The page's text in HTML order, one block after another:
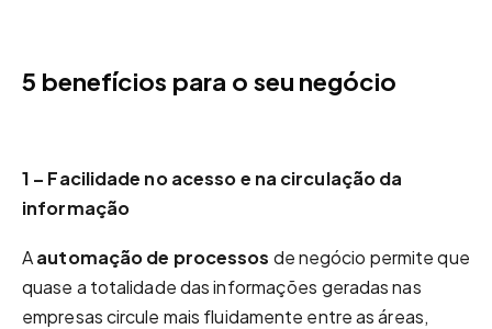
5 benefícios para o seu negócio
1 – Facilidade no acesso e na circulação da
informação
Aautomação de processos de negócio permite que
quase a totalidade das informações geradas nas
empresas circule mais fluidamente entre as áreas,